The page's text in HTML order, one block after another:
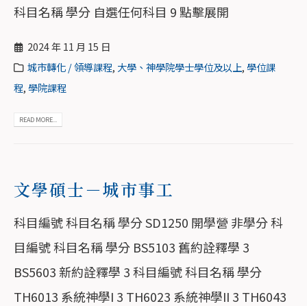
科目名稱 學分 自選任何科目 9 點擊展開
2024 年 11 月 15 日
城市轉化 / 領導課程, 大學、神學院學士學位及以上, 學位課
程, 學院課程
READ MORE...
文學碩士－城市事工
科目編號 科目名稱 學分 SD1250 開學營 非學分 科
目編號 科目名稱 學分 BS5103 舊約詮釋學 3
BS5603 新約詮釋學 3 科目編號 科目名稱 學分
TH6013 系統神學I 3 TH6023 系統神學II 3 TH6043